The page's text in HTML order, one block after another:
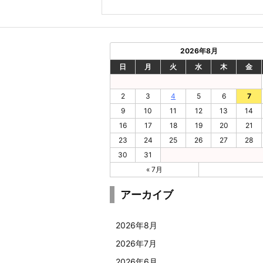
2026年8月
日
月 火 水 木 金
2
3 4 5 6 7
9
10 11 12 13 14
16
17 18 19 20 21
23
24 25 26 27 28
30
31
« 7月
アーカイブ
2026年8月
2026年7月